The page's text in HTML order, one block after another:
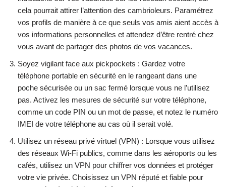
cela pourrait attirer l’attention des cambrioleurs. Paramétrez
vos profils de manière à ce que seuls vos amis aient accès à
vos informations personnelles et attendez d’être rentré chez
vous avant de partager des photos de vos vacances.
Soyez vigilant face aux pickpockets : Gardez votre
téléphone portable en sécurité en le rangeant dans une
poche sécurisée ou un sac fermé lorsque vous ne l’utilisez
pas. Activez les mesures de sécurité sur votre téléphone,
comme un code PIN ou un mot de passe, et notez le numéro
IMEI de votre téléphone au cas où il serait volé.
Utilisez un réseau privé virtuel (VPN) : Lorsque vous utilisez
des réseaux Wi-Fi publics, comme dans les aéroports ou les
cafés, utilisez un VPN pour chiffrer vos données et protéger
votre vie privée. Choisissez un VPN réputé et fiable pour